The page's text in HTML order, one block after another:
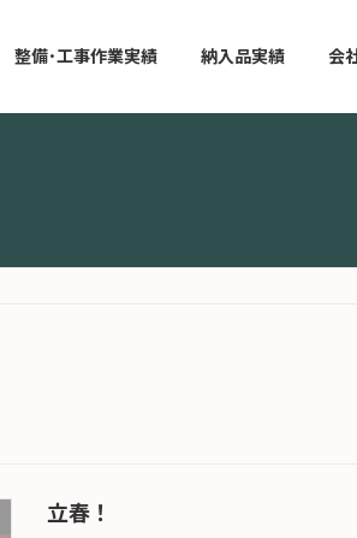
整備･工事作業実績 納入品実績 会
立春！